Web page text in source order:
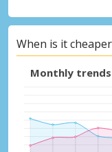
When is it
Monthly